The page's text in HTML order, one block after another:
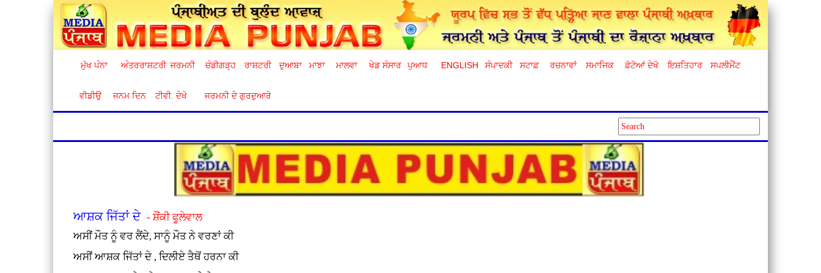
ਮੁੱਖ ਪੰਨਾ ਅੰਤਰਰਾਸ਼ਟਰੀ ਜਰਮਨੀ ਚੰਡੀਗੜ੍ਹ ਰਾਸ਼ਟਰੀ ਦੁਆਬਾ ਮਾਝਾ ਮਾਲਵਾ ਖੇਡ ਸੰਸਾਰ ਪੁਆਧ ENGLISH ਸੰਪਾਦਕੀ ਸਟਾਫ਼ ਰਚਨਾਵਾਂ ਸਮਾਜਿਕ ਫ਼ੋਟੋਆਂ ਦੇਖੋ ਇਸ਼ਤਿਹਾਰ ਸਪਲੀਮੈਂਟ
ਵੀਡੀਉ ਜਨਮ ਦਿਨ ਟੀਵੀ. ਦੇਖੋ ਜਰਮਨੀ ਦੇ ਗੁਰਦੁਆਰੇ
ਆਸ਼ਕ ਜਿੱਤਾਂ ਦੇ - ਸ਼ੌਂਕੀ ਫੂਲੇਵਾਲ
ਅਸੀਂ ਮੌਤ ਨੂੰ ਵਰ ਲੈਂਦੇ, ਸਾਨੂੰ ਮੌਤ ਨੇ ਵਰਣਾਂ ਕੀ
ਅਸੀਂ ਆਸ਼ਕ ਜਿੱਤਾਂ ਦੇ , ਦਿਲੀਏ ਤੈਥੋਂ ਹਰਨਾ ਕੀ